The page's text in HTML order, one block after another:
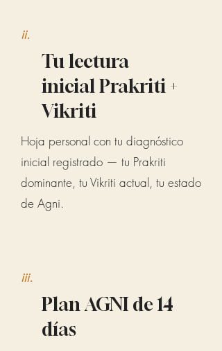
ii.
Tu lectura
inicial Prakriti +
Vikriti
Hoja personal con tu diagnóstico
inicial registrado — tu Prakriti
dominante, tu Vikriti actual, tu estado
de Agni.
iii.
Plan AGNI de 14
días